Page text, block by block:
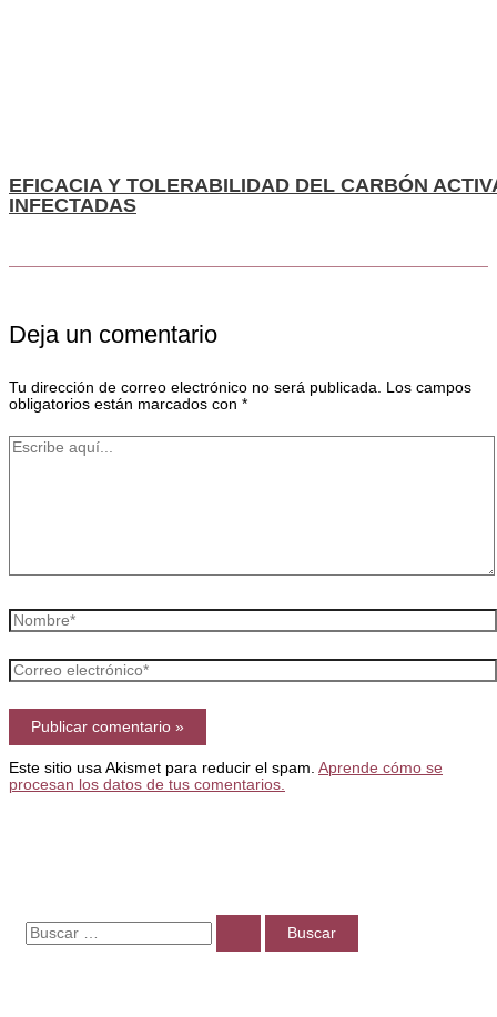
EFICACIA Y TOLERABILIDAD DEL CARBÓN
INFECTADAS
Deja un comentario
Tu dirección de correo electrónico no será publicada. Los campos
obligatorios están marcados con *
Escribe
Nombre*
Correo
electrónico*
Este sitio usa Akismet para reducir el spam. Aprende cómo se
procesan los datos de tus comentarios.
B